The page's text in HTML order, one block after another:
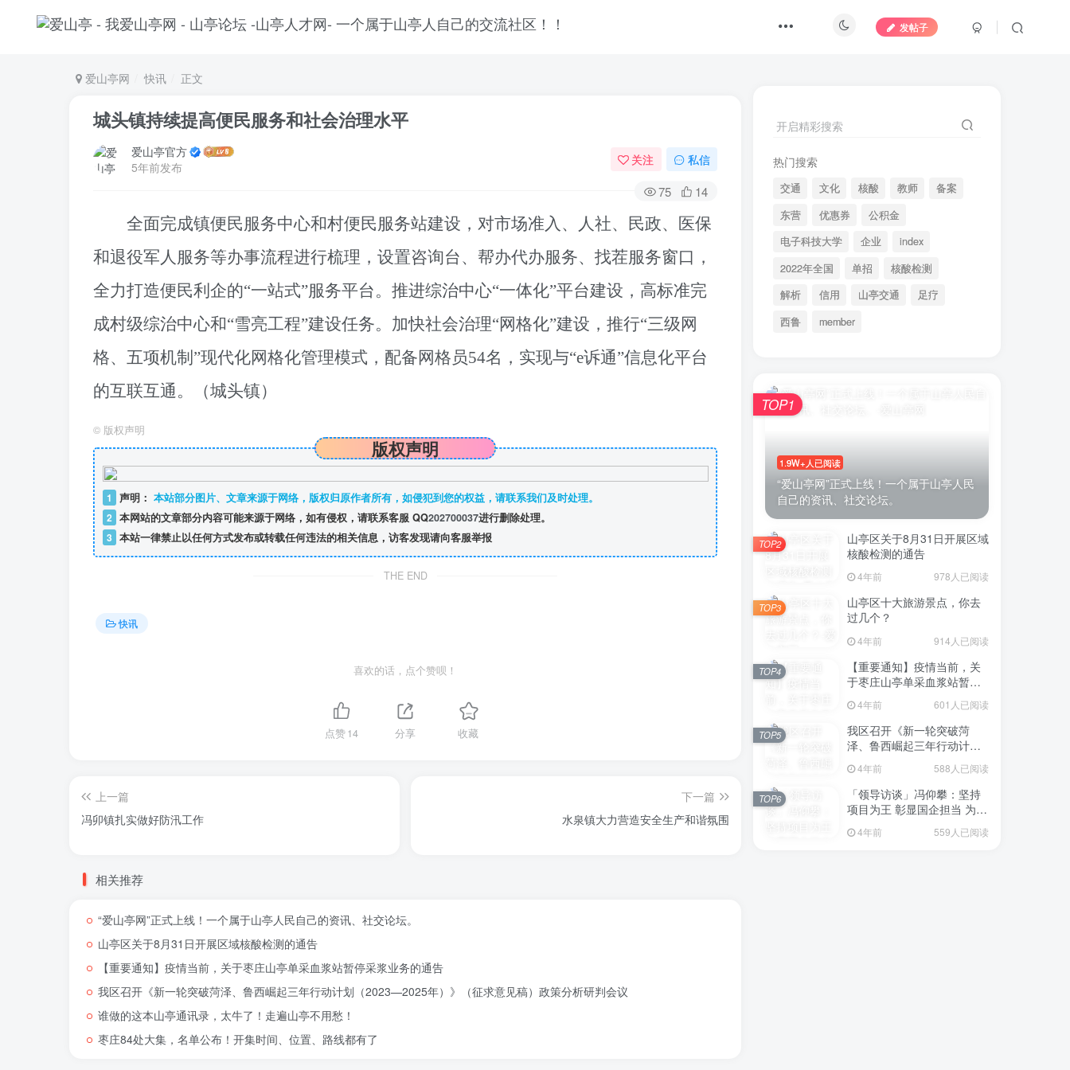
发帖子
爱山亭网 快讯 正文
城头镇持续提高便民服务和社会治理水平
爱山亭官方
5年前发布
关注 私信
75 14
全面完成镇便民服务中心和村便民服务站建设，对市场准入、人社、民政、医保
和退役军人服务等办事流程进行梳理，设置咨询台、帮办代办服务、找茬服务窗口，
全力打造便民利企的“一站式”服务平台。推进综治中心“一体化”平台建设，高标准完
成村级综治中心和“雪亮工程”建设任务。加快社会治理“网格化”建设，推行“三级网
格、五项机制”现代化网格化管理模式，配备网格员54名，实现与“e诉通”信息化平台
的互联互通。
（城头镇）
© 版权声明
版权声明
1 声明： 本站部分图片、文章来源于网络，版权归原作者所有，如侵犯到您的权益，请联系我们及时处理。
2 本网站的文章部分内容可能来源于网络，如有侵权，请联系客服 QQ202700037进行删除处理。
3 本站一律禁止以任何方式发布或转载任何违法的相关信息，访客发现请向客服举报
THE END
快讯
喜欢的话，点个赞呗！
点赞14 分享 收藏
上一篇
冯卯镇扎实做好防汛工作
下一篇
水泉镇大力营造安全生产和谐氛围
相关推荐
“爱山亭网”正式上线！一个属于山亭人民自己的资讯、社交论坛。
山亭区关于8月31日开展区域核酸检测的通告
【重要通知】疫情当前，关于枣庄山亭单采血浆站暂停采浆业务的通告
我区召开《新一轮突破菏泽、鲁西崛起三年行动计划（2023—2025年）》（征求意见稿）政策分析研判会议
谁做的这本山亭通讯录，太牛了！走遍山亭不用愁！
枣庄84处大集，名单公布！开集时间、位置、路线都有了
开启精彩搜索
热门搜索
交通 文化 核酸 教师
备案
东营
优惠券
公积金
电子科技大学
企业
index
2022年全国
单招
核酸检测
解析
信用 山亭交通
足疗
西鲁
member
1.9W+人已阅读
“爱山亭网”正式上线！一个属于山亭人民
自己的资讯、社交论坛。
TOP1
山亭区关于8月31日开展区域
核酸检测的通告
4年前 978人已阅读
TOP2
山亭区十大旅游景点，你去
过几个？
4年前 914人已阅读
TOP3
【重要通知】疫情当前，关
于枣庄山亭单采血浆站暂停
4年前 601人已阅读
TOP4
我区召开《新一轮突破菏
泽、鲁西崛起三年行动计划
意见稿）政策分析研判会议
4年前 588人已阅读
TOP5
「领导访谈」冯仰攀：坚持
项目为王 彰显国企担当 为全
点项目建设贡献“交发力量”
4年前 559人已阅读
TOP6